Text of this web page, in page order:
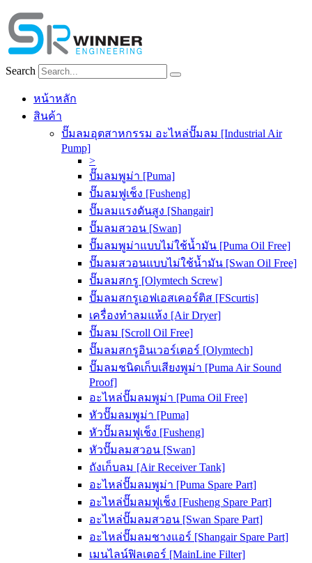
Skip
to
content
Search
หน้าหลัก
สินค้า
ปั๊มลมอุตสาหกรรม อะไหล่ปั๊มลม [Industrial Air
Pump]
>
ปั๊มลมพูม่า [Puma]
ปั๊มลมฟูเช็ง [Fusheng]
ปั๊มลมแรงดันสูง [Shangair]
ปั๊มลมสวอน [Swan]
ปั๊มลมพูม่าแบบไม่ใช้น้ำมัน [Puma Oil Free]
ปั๊มลมสวอนแบบไม่ใช้น้ำมัน [Swan Oil Free]
ปั๊มลมสกรู [Olymtech Screw]
ปั๊มลมสกรูเอฟเอสเคอร์ติส [FScurtis]
เครื่องทำลมแห้ง [Air Dryer]
ปั๊มลม [Scroll Oil Free]
ปั๊มลมสกรูอินเวอร์เตอร์ [Olymtech]
ปั๊มลมชนิดเก็บเสียงพูม่า [Puma Air Sound
Proof]
อะไหล่ปั๊มลมพูม่า [Puma Oil Free]
หัวปั๊มลมพูม่า [Puma]
หัวปั๊มลมฟูเช็ง [Fusheng]
หัวปั๊มลมสวอน [Swan]
ถังเก็บลม [Air Receiver Tank]
อะไหล่ปั๊มลมพูม่า [Puma Spare Part]
อะไหล่ปั๊มลมฟูเช็ง [Fusheng Spare Part]
อะไหล่ปั๊มลมสวอน [Swan Spare Part]
อะไหล่ปั๊มลมชางแอร์ [Shangair Spare Part]
เมนไลน์ฟิลเตอร์ [MainLine Filter]